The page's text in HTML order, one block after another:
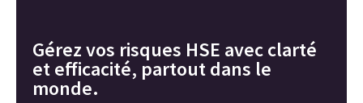
Gérez vos risques HSE avec clarté
et efficacité, partout dans le
monde.